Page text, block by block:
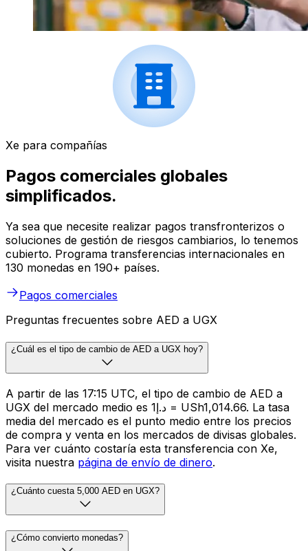
Xe para compañías
Pagos comerciales globales
simplificados.
Ya sea que necesite realizar pagos transfronterizos o
soluciones de gestión de riesgos cambiarios, lo tenemos
cubierto. Programa transferencias internacionales en
130 monedas en 190+ países.
Pagos comerciales
Preguntas frecuentes sobre AED a UGX
¿Cuál es el tipo de cambio de AED a UGX hoy?
A partir de las 17:15 UTC, el tipo de cambio de AED a
UGX del mercado medio es د.إ1 = USh1,014.66. La tasa
media del mercado es el punto medio entre los precios
de compra y venta en los mercados de divisas globales.
Para ver cuánto costaría esta transferencia con Xe,
visita nuestra página de envío de dinero.
¿Cuánto cuesta 5,000 AED en UGX?
¿Cómo convierto monedas?